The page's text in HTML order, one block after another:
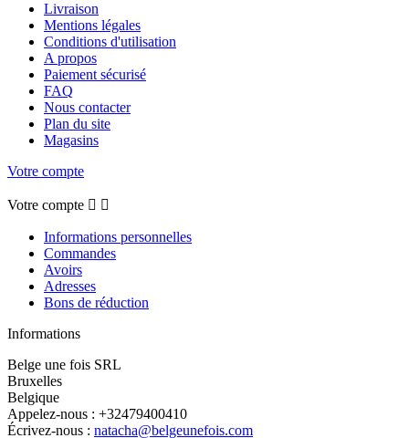
Livraison
Mentions légales
Conditions d'utilisation
A propos
Paiement sécurisé
FAQ
Nous contacter
Plan du site
Magasins
Votre compte
Votre compte  
Informations personnelles
Commandes
Avoirs
Adresses
Bons de réduction
Informations
Belge une fois SRL
Bruxelles
Belgique
Appelez-nous : +32479400410
Écrivez-nous : natacha@belgeunefois.com